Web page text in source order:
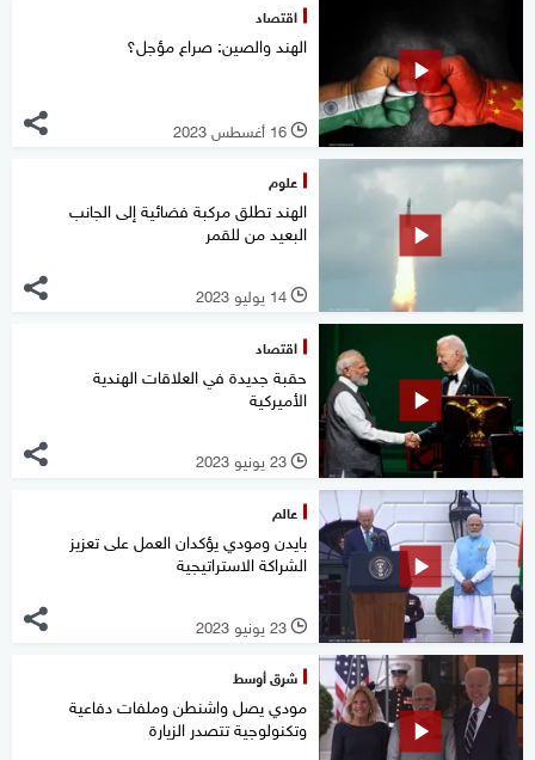
اقتصاد
الهند والصين: صراع مؤجل؟
l 16 أغسطس 2023
علوم
الهند تطلق مركبة فضائية إلى الجانب
البعيد من للقمر
l 14 يوليو 2023
اقتصاد
حقبة جديدة في العلاقات الهندية
الأميركية
l 23 يونيو 2023
عالم
بايدن ومودي يؤكدان العمل على تعزيز
الشراكة الاستراتيجية
l 23 يونيو 2023
شرق أوسط
مودي يصل واشنطن وملفات دفاعية
وتكنولوجية تتصدر الزيارة